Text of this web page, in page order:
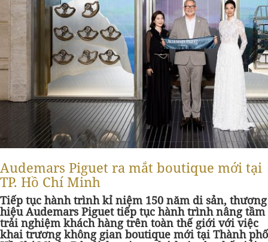
Audemars Piguet ra mắt boutique mới tại
TP. Hồ Chí Minh
Tiếp tục hành trình kỉ niệm 150 năm di sản, thương
hiệu Audemars Piguet tiếp tục hành trình nâng tầm
trải nghiệm khách hàng trên toàn thế giới với việc
khai trương không gian boutique mới tại Thành phố